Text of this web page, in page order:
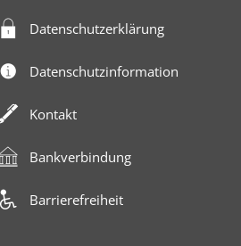
Datenschutzerklärung
Datenschutzinformation
Kontakt
Bankverbindung
Barrierefreiheit